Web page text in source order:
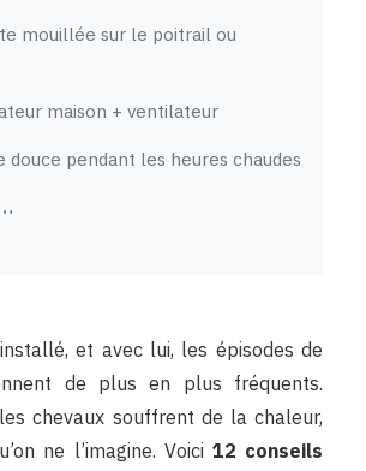
mouillée sur le poitrail ou
maison + ventilateur
douce pendant les heures chaudes
et avec lui, les épisodes de
de plus en plus fréquents.
chevaux souffrent de la chaleur,
ne l’imagine. Voici 12 conseils